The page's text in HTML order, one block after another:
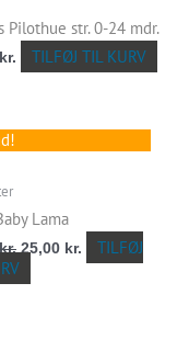
Pilothue str. 0-24 mdr.
kr. TILFØJ TIL KURV
Lama
kr.
Den
25,00 kr.
Den
TILFØJ